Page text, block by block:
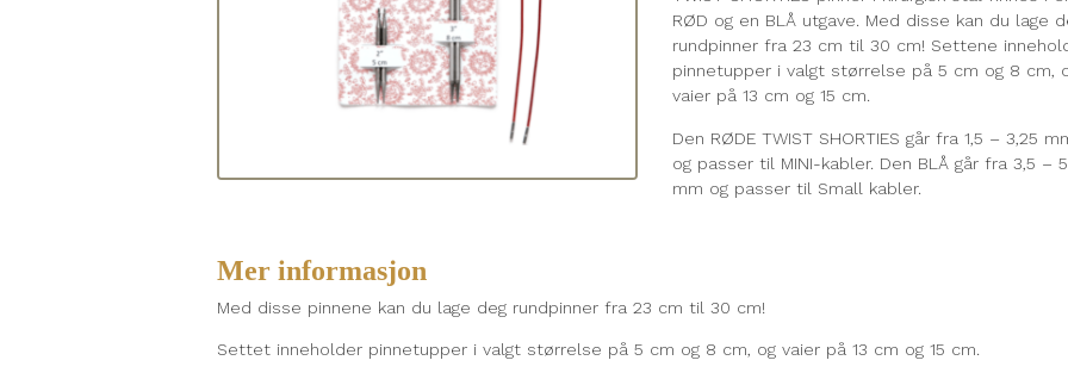
RØD og en BLÅ utgave. Med disse kan du lage
rundpinner fra 23 cm til 30 cm! Settene
pinnetupper i valgt størrelse på 5 cm og 8 cm,
vaier på 13 cm og 15 cm.
Den RØDE TWIST SHORTIES går fra 1,5 – 3,25
og passer til MINI-kabler. Den BLÅ går fra 3,5 – 5
mm og passer til Small kabler.
Mer informasjon
Med disse pinnene kan du lage deg rundpinner fra 23 cm til 30 cm!
Settet inneholder pinnetupper i valgt størrelse på 5 cm og 8 cm, og vaier på 13 cm og 15 cm.